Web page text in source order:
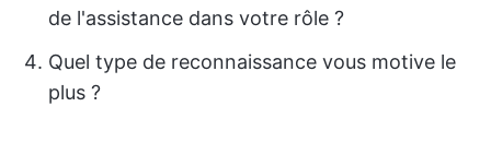
de l'assistance dans votre rôle ?
Quel type de reconnaissance vous motive le
plus ?